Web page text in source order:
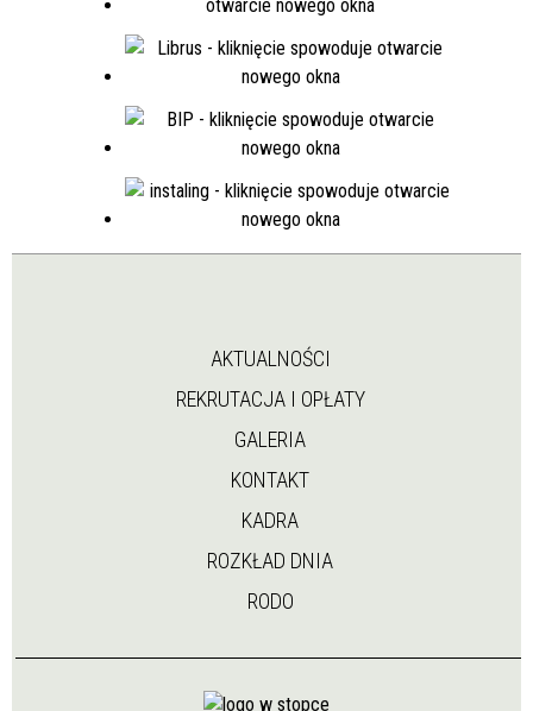
AKTUALNOŚCI
REKRUTACJA I OPŁATY
GALERIA
KONTAKT
KADRA
ROZKŁAD DNIA
RODO